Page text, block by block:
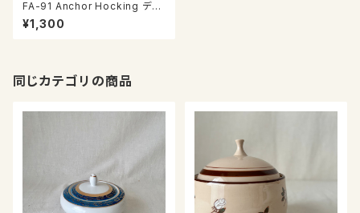
FA-91 Anchor Hocking ディ
ナープレート
¥1,300
同じカテゴリの商品